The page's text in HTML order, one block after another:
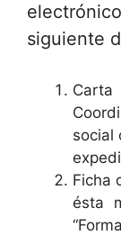
siguiente
social
Ficha
ésta